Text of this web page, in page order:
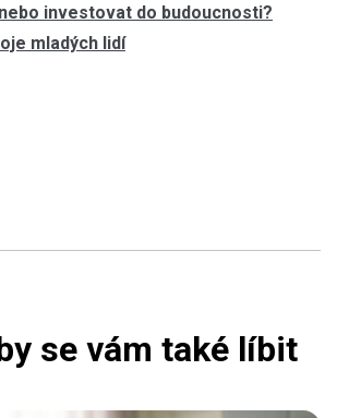
investovat do budoucnosti?
mladých lidí
se vám také líbit